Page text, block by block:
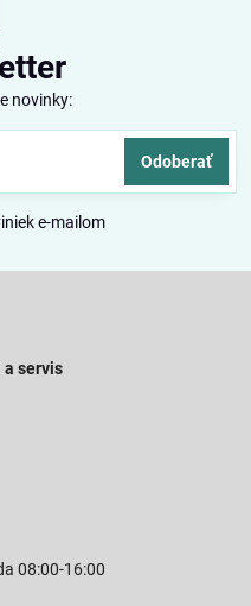
novinky:
Odoberať
e-mailom
servis
08:00-16:00